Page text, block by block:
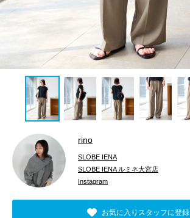
rino
SLOBE IENA
SLOBE IENA ルミネ大宮店
Instagram
お気に入りスタッフに登録